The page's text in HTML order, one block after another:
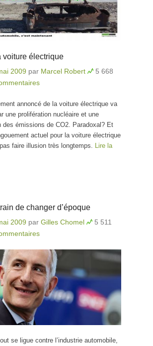
voiture électrique
2009 par Marcel Robert
5 668
annoncé de la voiture électrique va
une prolifération nucléaire et une
des émissions de CO2. Paradoxal? Et
actuel pour la voiture électrique
faire illusion très longtemps. Lire la
de changer d’époque
2009 par Gilles Chomel
5 511
se ligue contre l’industrie automobile,